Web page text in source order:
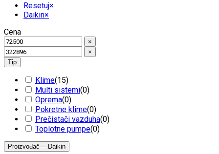
Resetuj×
Daikin×
Cena
×
×
Tip
Klime(15)
Multi sistemi(0)
Oprema(0)
Pokretne klime(0)
Prečistači vazduha(0)
Toplotne pumpe(0)
Proizvođač— Daikin